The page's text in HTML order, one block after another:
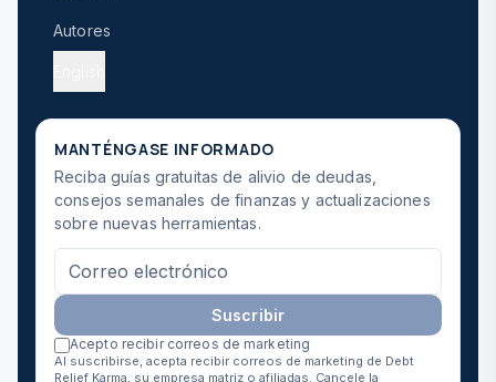
Autores
MANTÉNGASE INFORMADO
Reciba guías gratuitas de alivio de deudas,
consejos semanales de finanzas y actualizaciones
sobre nuevas herramientas.
Suscribir
Acepto recibir correos de marketing
Al suscribirse, acepta recibir correos de marketing de Debt
Relief Karma, su empresa matriz o afiliadas. Cancele la